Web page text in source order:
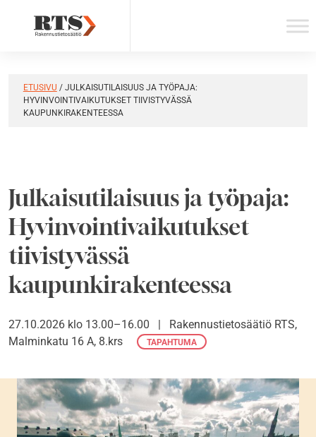
ETUSIVU / JULKAISUTILAISUUS JA TYÖPAJA:
HYVINVOINTIVAIKUTUKSET TIIVISTYVÄSSÄ
KAUPUNKIRAKENTEESSA
Julkaisutilaisuus ja työpaja:
Hyvinvointivaikutukset
tiivistyvässä
kaupunkirakenteessa
27.10.2026 klo 13.00–16.00 |
Rakennustietosäätiö RTS,
Malminkatu 16 A, 8.krs
TAPAHTUMA